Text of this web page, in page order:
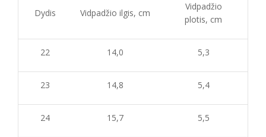
Dydis Vidpadžio ilgis, cm
Vidpadžio
plotis, cm
22 14,0 5,3
23 14,8 5,4
24 15,7 5,5